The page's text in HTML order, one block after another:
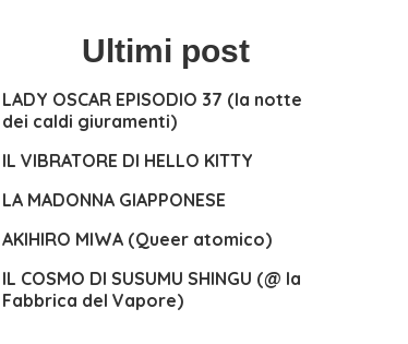
Ultimi post
LADY OSCAR EPISODIO 37 (la notte
dei caldi giuramenti)
IL VIBRATORE DI HELLO KITTY
LA MADONNA GIAPPONESE
AKIHIRO MIWA (Queer atomico)
IL COSMO DI SUSUMU SHINGU (@ la
Fabbrica del Vapore)